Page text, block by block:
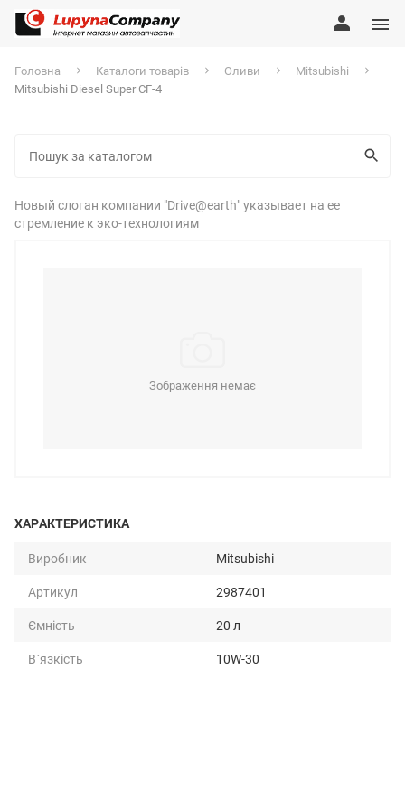
Головна Каталоги товарів Оливи
Mitsubishi
Mitsubishi Diesel Super CF-4
Новый слоган компании "Drive@earth" указывает на ее
стремление к эко-технологиям
Зображення немає
ХАРАКТЕРИСТИКА
Виробник
Mitsubishi
Артикул
2987401
Ємність
20 л
В`язкість
10W-30